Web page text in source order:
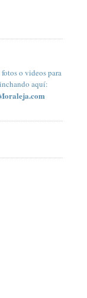
o videos para
aquí: